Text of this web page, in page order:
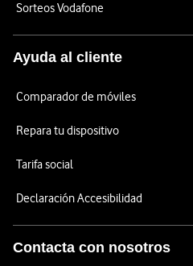
Sorteos Vodafone
Ayuda al cliente
Comparador de móviles
Repara tu dispositivo
Tarifa social
Declaración Accesibilidad
Contacta con nosotros